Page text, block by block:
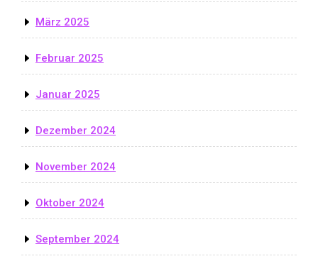
März 2025
Februar 2025
Januar 2025
Dezember 2024
November 2024
Oktober 2024
September 2024